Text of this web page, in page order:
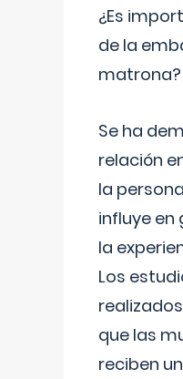
¿Es
de la
matrona?
Se ha
relación
la
influye en
la
Los
que las
reciben